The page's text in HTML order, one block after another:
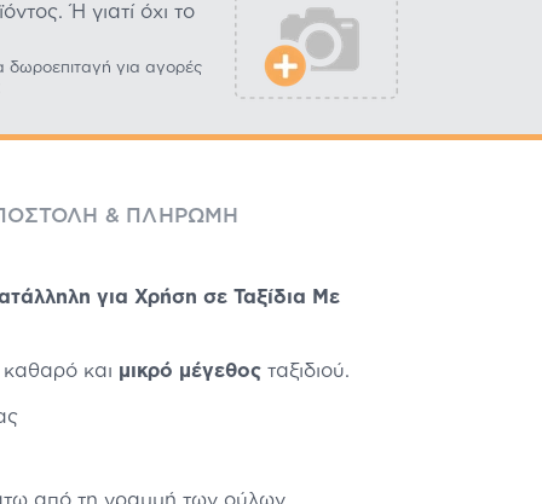
Ή γιατί όχι το
δωροεπιταγή για αγορές
& ΠΛΗΡΩΜΉ
για Χρήση σε Ταξίδια Με
και μικρό μέγεθος ταξιδιού.
από τη γραμμή των ούλων